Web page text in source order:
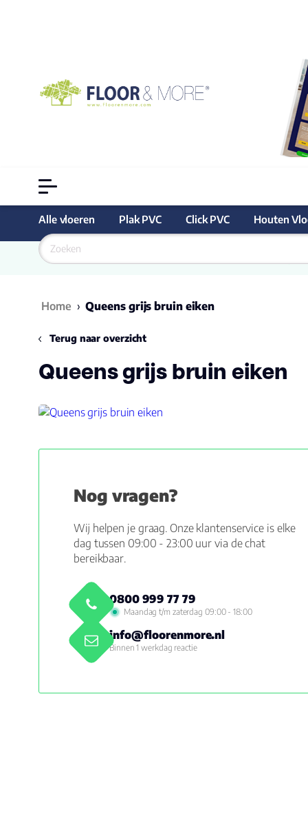
Alle vloeren Plak PVC Click PVC Houten
Home › Queens grijs bruin eiken
Terug naar overzicht
Queens grijs bruin eiken
Nog vragen?
Wij helpen je graag. Onze klantenservice is elke
dag tussen 09:00 - 23:00 uur via de chat
bereikbaar.
0800 999 77 79
Maandag t/m zaterdag 09:00 - 18:00
info@floorenmore.nl
Binnen 1 werkdag reactie